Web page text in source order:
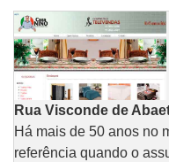
Rua Visconde de
Há mais de 50 anos no
referência quando o